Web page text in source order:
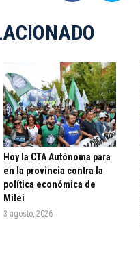
Hoy la CTA Autónoma para
en la provincia contra la
política económica de
Milei
3 agosto, 2026